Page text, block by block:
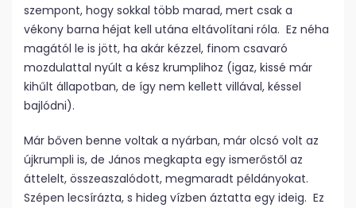
szempont, hogy sokkal több marad, mert csak a
vékony barna héjat kell utána eltávolítani róla. Ez néha
magától le is jött, ha akár kézzel, finom csavaró
mozdulattal nyúlt a kész krumplihoz (igaz, kissé már
kihűlt állapotban, de így nem kellett villával, késsel
bajlódni).
Már bőven benne voltak a nyárban, már olcsó volt az
újkrumpli is, de János megkapta egy ismerőstől az
áttelelt, összeaszalódott, megmaradt példányokat.
Szépen lecsírázta, s hideg vízben áztatta egy ideig. Ez